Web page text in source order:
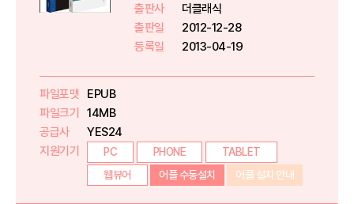
출판사
더클래식
출판일
2012-12-28
등록일
2013-04-19
파일포맷
EPUB
파일크기
14MB
공급사
YES24
지원기기
PC PHONE
TABLET
웹뷰어
어플 수동설치 어플 설치 안내